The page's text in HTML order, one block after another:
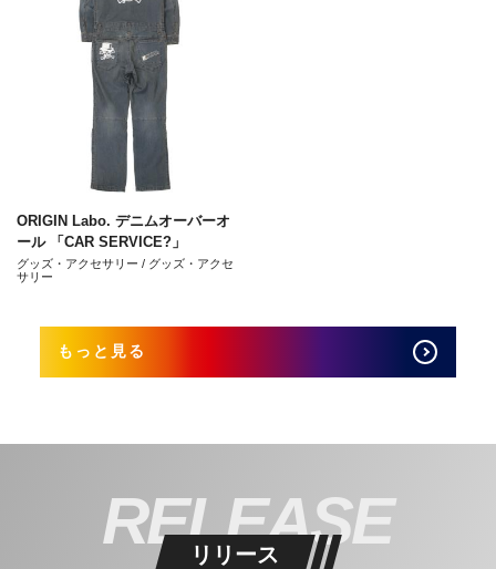
ORIGIN Labo. デニムオーバーオ
ール 「CAR SERVICE?」
グッズ・アクセサリー / グッズ・アクセ
サリー
もっと見る
RELEASE
リリース